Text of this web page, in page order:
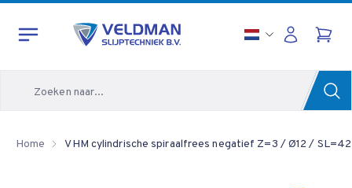
Home VHM cylindrische spiraalfrees negatief Z=3 / Ø12 /